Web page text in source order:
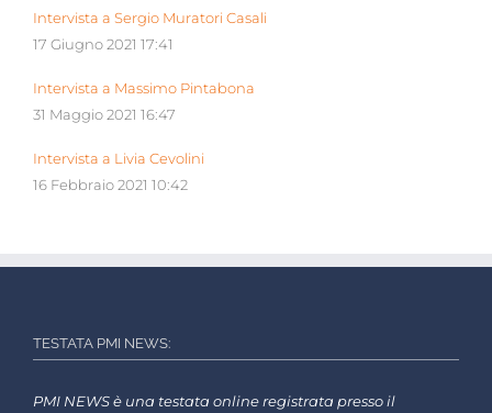
Intervista a Sergio Muratori Casali
17 Giugno 2021 17:41
Intervista a Massimo Pintabona
31 Maggio 2021 16:47
Intervista a Livia Cevolini
16 Febbraio 2021 10:42
TESTATA PMI NEWS:
PMI NEWS è una testata online registrata presso il